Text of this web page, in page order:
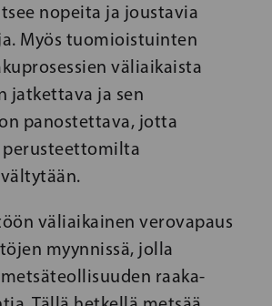
nopeita ja joustavia
Myös tuomioistuinten
väliaikaista
jatkettava ja sen
panostettava, jotta
väliaikainen verovapaus
myynnissä, jolla
raaka-